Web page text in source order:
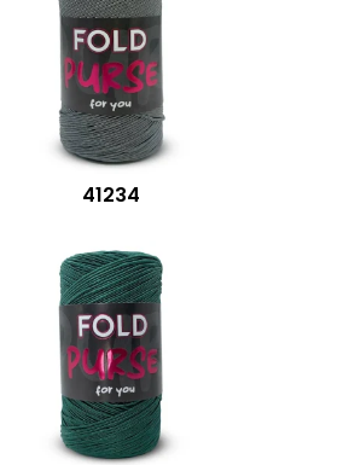
41234